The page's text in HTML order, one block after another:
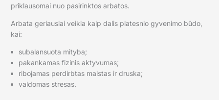
priklausomai nuo pasirinktos arbatos.
Arbata geriausiai veikia kaip dalis platesnio gyvenimo būdo,
kai:
subalansuota mityba;
pakankamas fizinis aktyvumas;
ribojamas perdirbtas maistas ir druska;
valdomas stresas.